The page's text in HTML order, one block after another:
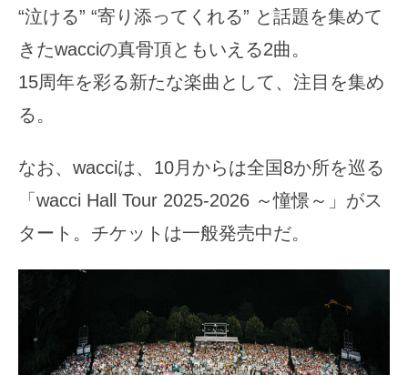
“泣ける” “寄り添ってくれる” と話題を集めて
きたwacciの真骨頂ともいえる2曲。
15周年を彩る新たな楽曲として、注目を集め
る。
なお、wacciは、10月からは全国8か所を巡る
「wacci Hall Tour 2025-2026 ～憧憬～」がス
タート。チケットは一般発売中だ。